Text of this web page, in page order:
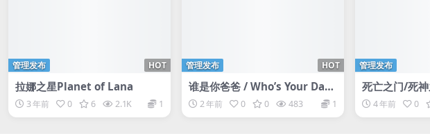
HOT
管理发布
拉娜之星Planet of Lana
3 年前 0 6 2.1K 1
HOT
管理发布
谁是你爸爸 / Who’s Your Dad
dy?!2 年前 0 0 483 1
管理发布
死亡之门/死
eath’s Door
4 年前 0